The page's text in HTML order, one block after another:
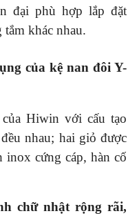
đại phù hợp lắp đặt
khác nhau.
của kệ nan đôi Y-
Hiwin với cấu tạo
nhau; hai giỏ được
cứng cáp, hàn cố
chữ nhật rộng rãi,